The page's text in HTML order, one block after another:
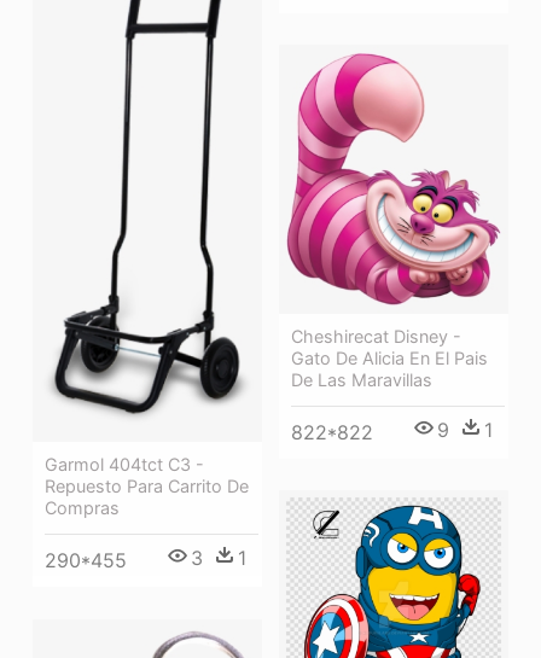
Garmol 404tct C3 -
Repuesto Para Carrito De
Compras
290*455 3 1
Cheshirecat Disney -
Gato De Alicia En El Pais
De Las Maravillas
822*822 9 1